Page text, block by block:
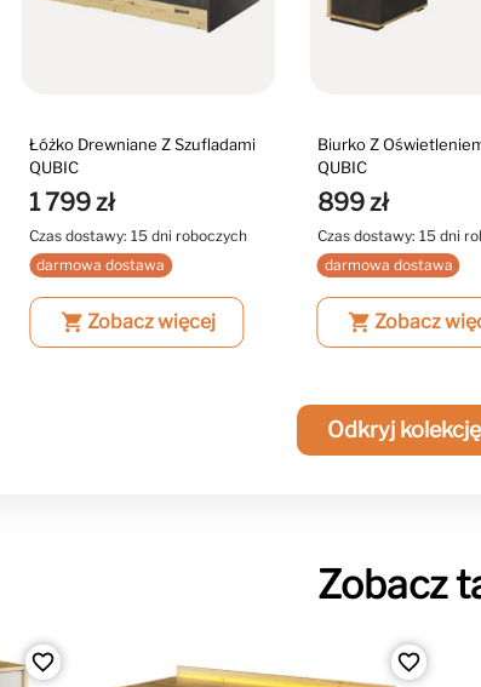
Łóżko Drewniane Z Szufladami
QUBIC
1 799 zł
Czas dostawy: 15 dni roboczych
darmowa dostawa
shopping_cart Zobacz więcej
Biurko Z
QUBIC
899 zł
Czas dostawy: 15 dni
darmowa dostawa
shopping_cart Zobacz
Odkryj
Zobacz
favorite_border favorite_border